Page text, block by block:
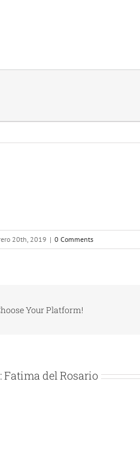
20th, 2019 | 0 Comments
Your Platform!
Fatima del Rosario